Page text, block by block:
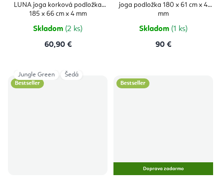
LUNA joga korková podložka
185 x 66 cm x 4 mm
5,0
z
5
hviezdičiek.
Skladom (2 ks)
60,90 €
joga podložka 180 x 61 cm x 4
mm
Skladom (1 ks)
90 €
Bestseller
Jungle Green Šedá
Bestseller
Doprava zadarmo